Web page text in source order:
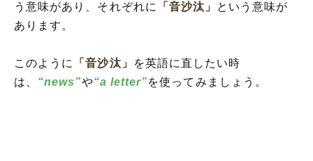
う意味があり、それぞれに
「音沙汰」
という意味が
あります。
このように 「音沙汰」
を英語に直したい時
は、 “news”や“a letter”を使ってみましょう。